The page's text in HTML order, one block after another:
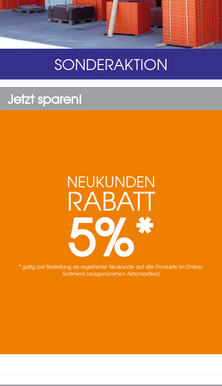
SONDERAKTION
Jetzt sparen!
NEUKUNDEN
RABATT
5%*
* gültig bei Bestellung als registrierter Neukunde auf alle Produkte im Online-
Sortiment (ausgenommen Aktionsartikel)